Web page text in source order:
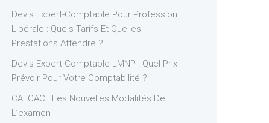
Devis Expert-Comptable Pour Profession
Libérale : Quels Tarifs Et Quelles
Prestations Attendre ?
Devis Expert-Comptable LMNP : Quel Prix
Prévoir Pour Votre Comptabilité ?
CAFCAC : Les Nouvelles Modalités De
L’examen